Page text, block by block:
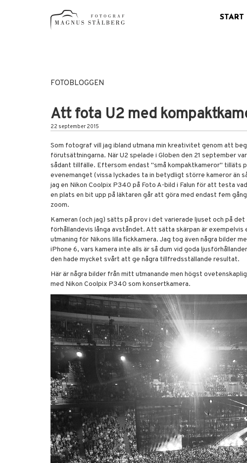
START
FOTOBLOGGEN
Att fota U2 med
22 september 2015
Som fotograf vill jag ibland utmana min kreativitet genom att
förutsättningarna. När U2 spelade i Globen den 21 september
sådant tillfälle. Eftersom endast "små kompaktkameror" tilläts
evenemanget (vissa lyckades ta in betydligt större kameror än
jag en Nikon Coolpix P340 på Foto A-bild i Falun för att testa
en plats en bit upp på läktaren går att göra med endast fem
zoom.
Kameran (och jag) sätts på prov i det varierade ljuset och på det
förhållandevis långa avståndet. Att sätta skärpan är exempelvis
utmaning för Nikons lilla fickkamera. Jag tog även några bilder
iPhone 6, vars kamera inte alls är så dum vid goda
den hade mycket svårt att ge några tillfredsställande resultat.
Här är några bilder från mitt utmanande men högst
med Nikon Coolpix P340 som konsertkamera.